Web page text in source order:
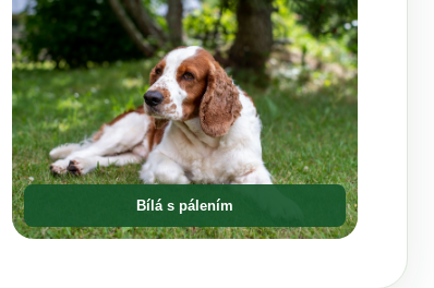
Bílá s pálením